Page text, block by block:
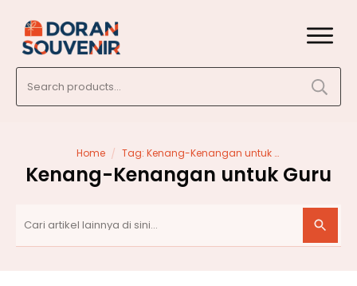
for:
Home / Tag: Kenang-Kenangan untuk Guru
Kenang-Kenangan untuk Guru